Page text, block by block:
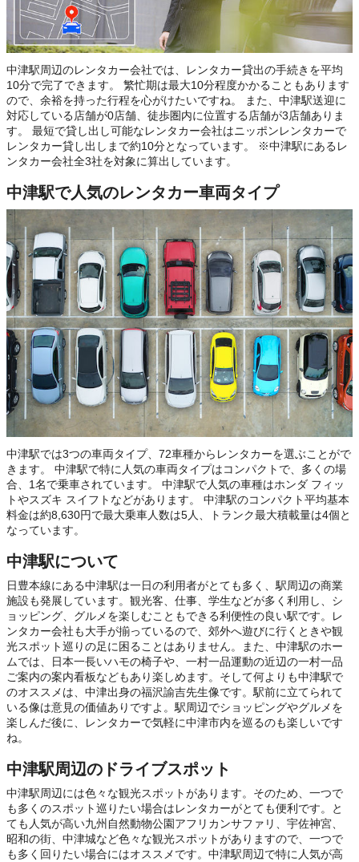
中津駅周辺のレンタカー会社では、レンタカー貸出の手続きを平均
10分で完了できます。 繁忙期は最大10分程度かかることもあります
ので、余裕を持った行程を心がけたいですね。 また、中津駅送迎に
対応している店舗が0店舗、徒歩圏内に位置する店舗が3店舗ありま
す。 最短で貸し出し可能なレンタカー会社はニッポンレンタカーで
レンタカー貸し出しまで約10分となっています。 ※中津駅にあるレ
ンタカー会社全3社を対象に算出しています。
中津駅で人気のレンタカー車両タイプ
中津駅では3つの車両タイプ、72車種からレンタカーを選ぶことがで
きます。 中津駅で特に人気の車両タイプはコンパクトで、多くの場
合、1名で乗車されています。 中津駅で人気の車種はホンダ フィッ
トやスズキ スイフトなどがあります。 中津駅のコンパクト平均基本
料金は約8,630円で最大乗車人数は5人、トランク最大積載量は4個と
なっています。
中津駅について
日豊本線にある中津駅は一日の利用者がとても多く、駅周辺の商業
施設も発展しています。観光客、仕事、学生などが多く利用し、シ
ョッピング、グルメを楽しむこともできる利便性の良い駅です。レ
ンタカー会社も大手が揃っているので、郊外へ遊びに行くときや観
光スポット巡りの足に困ることはありません。また、中津駅のホー
ムでは、日本一長いハモの椅子や、一村一品運動の近辺の一村一品
ご案内の案内看板などもあり楽しめます。そして何よりも中津駅で
のオススメは、中津出身の福沢諭吉先生像です。駅前に立てられて
いる像は意見の価値ありですよ。駅周辺でショッピングやグルメを
楽しんだ後に、レンタカーで気軽に中津市内を巡るのも楽しいです
ね。
中津駅周辺のドライブスポット
中津駅周辺には色々な観光スポットがあります。そのため、一つで
も多くのスポット巡りたい場合はレンタカーがとても便利です。と
ても人気が高い九州自然動物公園アフリカンサファリ、宇佐神宮、
昭和の街、中津城など色々な観光スポットがありますので、一つで
も多く回りたい場合にはオススメです。中津駅周辺で特に人気が高